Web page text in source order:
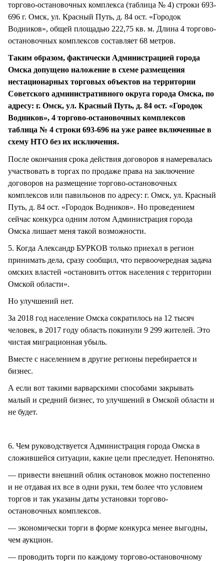
торгово-остановочных комплекса (таблица № 4) строки 693-
696 г. Омск, ул. Красный Путь, д. 84 ост. «Городок
Водников», общей площадью 222,75 кв. м. Длина 4 торгово-
остановочных комплексов составляет 68 метров.
Таким образом, фактически Администрацией города
Омска допущено наложение в схеме размещения
нестационарных торговых объектов на территории
Советского административного округа города Омска, по
адресу: г. Омск, ул. Красный Путь, д. 84 ост. «Городок
Водников», 4 торгово-остановочных комплексов
таблица № 4 строки 693-696 на уже ранее включенные в
схему НТО без их исключения.
После окончания срока действия договоров я намеревалась
участвовать в торгах по продаже права на заключение
договоров на размещение торгово-остановочных
комплексов или павильонов по адресу: г. Омск, ул. Красный
Путь, д. 84 ост. «Городок Водников». Но проведением
сейчас конкурса одним лотом Администрация города
Омска лишает меня такой возможности.
5. Когда Александр БУРКОВ только приехал в регион
принимать дела, сразу сообщил, что первоочередная задача
омских властей «остановить отток населения с территории
Омской области».
Но улучшений нет.
За 2018 год население Омска сократилось на 12 тысяч
человек, в 2017 году область покинули 9 299 жителей. Это
чистая миграционная убыль.
Вместе с населением в другие регионы перебирается и
бизнес.
А если вот такими варварскими способами закрывать
малый и средний бизнес, то улучшений в Омской области и
не будет.
6. Чем руководствуется Администрация города Омска в
сложившейся ситуации, какие цели преследует. Непонятно.
— привести внешний облик остановок можно постепенно
и не отдавая их все в одни руки, тем более что условием
торгов и так указаны даты установки торгово-
остановочных комплексов.
— экономически торги в форме конкурса менее выгодны,
чем аукцион.
— проводить торги по каждому торгово-остановочному